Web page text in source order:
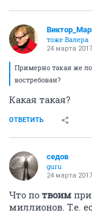
тоже Валера
24 марта 2017
Примерно такая же
востребован?
Какая такая?
ОТВЕТИТЬ
седов
guru
24 марта 2017
Что по твоим
миллионов. Т.е.